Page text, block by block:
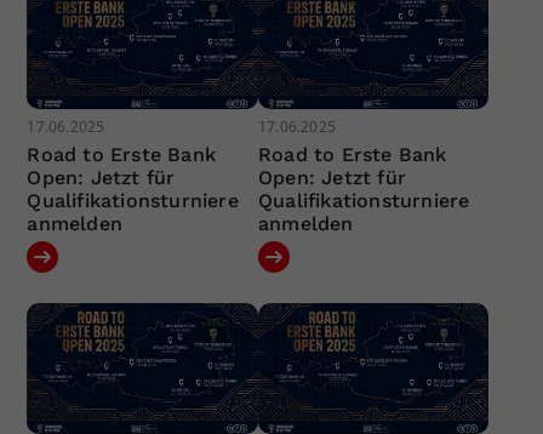
17.06.2025
Road to Erste Bank
Open: Jetzt für
Qualifikationsturniere
anmelden
17.06.2025
Road to Erste Bank
Open: Jetzt für
Qualifikationsturniere
anmelden